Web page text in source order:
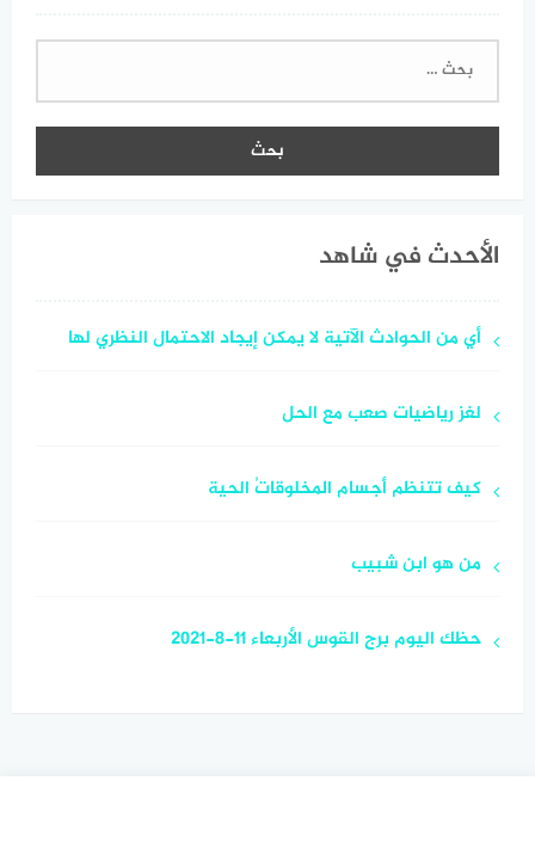
البحث
الأحدث في شاهد
أي من الحوادث الآتية لا يمكن إيجاد الاحتمال النظري لها
لغز رياضيات صعب مع الحل
كيف تتنظم أجسام المخلوقاتُ الحية
من هو ابن شبيب
حظك اليوم برج القوس الأربعاء 11-8-2021